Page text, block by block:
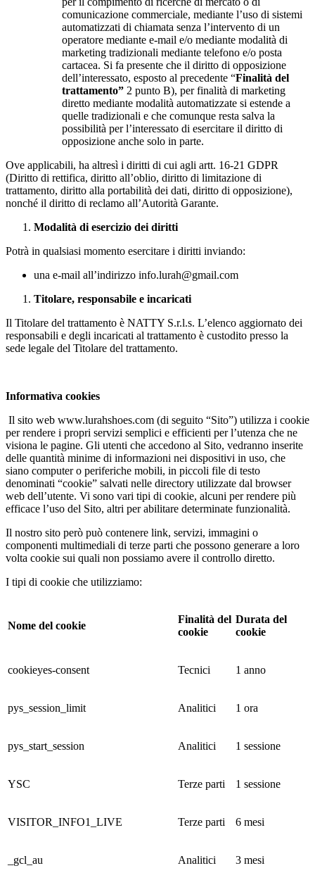
comunicazione commerciale, mediante l’uso di sistemi
automatizzati di chiamata senza l’intervento di un
operatore mediante e-mail e/o mediante modalità di
marketing tradizionali mediante telefono e/o posta
cartacea. Si fa presente che il diritto di opposizione
dell’interessato, esposto al precedente “Finalità del
trattamento” 2 punto B), per finalità di marketing
diretto mediante modalità automatizzate si estende a
quelle tradizionali e che comunque resta salva la
possibilità per l’interessato di esercitare il diritto di
opposizione anche solo in parte.
Ove applicabili, ha altresì i diritti di cui agli artt. 16-21 GDPR
(Diritto di rettifica, diritto all’oblio, diritto di limitazione di
trattamento, diritto alla portabilità dei dati, diritto di opposizione),
nonché il diritto di reclamo all’Autorità Garante.
Modalità di esercizio dei diritti
Potrà in qualsiasi momento esercitare i diritti inviando:
una e-mail all’indirizzo info.lurah@gmail.com
Titolare, responsabile e incaricati
Il Titolare del trattamento è NATTY S.r.l.s. L’elenco aggiornato dei
responsabili e degli incaricati al trattamento è custodito presso la
sede legale del Titolare del trattamento.
Informativa cookies
Il sito web www.lurahshoes.com (di seguito “Sito”) utilizza i cookie
per rendere i propri servizi semplici e efficienti per l’utenza che ne
visiona le pagine. Gli utenti che accedono al Sito, vedranno inserite
delle quantità minime di informazioni nei dispositivi in uso, che
siano computer o periferiche mobili, in piccoli file di testo
denominati “cookie” salvati nelle directory utilizzate dal browser
web dell’utente. Vi sono vari tipi di cookie, alcuni per rendere più
efficace l’uso del Sito, altri per abilitare determinate funzionalità.
Il nostro sito però può contenere link, servizi, immagini o
componenti multimediali di terze parti che possono generare a loro
volta cookie sui quali non possiamo avere il controllo diretto.
I tipi di cookie che utilizziamo:
Nome del cookie
Finalità del
cookie
Durata del
cookie
cookieyes-consent Tecnici 1 anno
pys_session_limit Analitici 1 ora
pys_start_session Analitici 1 sessione
YSC Terze parti 1 sessione
VISITOR_INFO1_LIVE Terze parti 6 mesi
_gcl_au Analitici 3 mesi